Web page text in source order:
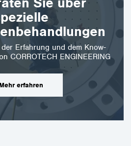
Erfahrung und dem Know-
CORROTECH ENGINEERING
Mehr erfahren